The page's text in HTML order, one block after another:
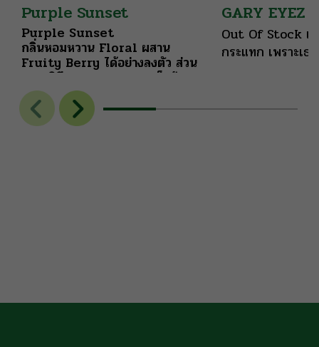
Purple Sunset
Purple Sunset
กลิ่นหอมหวาน Floral ผสาน
Fruity Berry ได้อย่างลงตัว ส่วน
รสชาติมีความหวาน ผสานเผ็ดร้อน
อ่อนๆ ช่วยปรับระดับอารมณ์ของ
คุณให้ผ่อนคลาย
GARY EYEZ
Out Of Stock เ
กระแทก เพราะเธ
กระหน่ำพวกเรา
0.5g)
LUCKY